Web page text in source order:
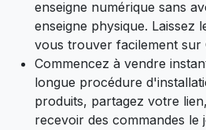
enseigne numérique sans
enseigne physique. Laissez
vous trouver facilement sur
Commencez à vendre
longue procédure
produits, partagez votre
recevoir des commandes le